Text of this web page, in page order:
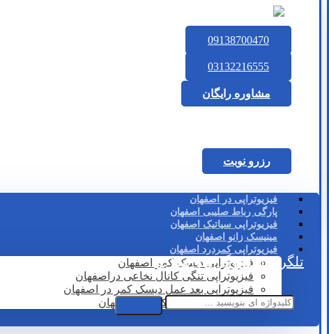
09138700470
03132216555
مشاوره رایگان
رزرو نوبت
فیزیوتراپی در اصفهان
پارگی رباط صلیبی اصفهان
فیزیوتراپی سیاتیک اصفهان
مینیسک زانو اصفهان
فیزیوتراپی کمردرد اصفهان
فیزیوتراپی دیسک کمر اصفهان
فیزیوتراپی تنگی کانال نخاعی دراصفهان
فیزیوتراپی بعد عمل دیسک کمر در اصفهان
لیزر درمانی دیسک کمر در اصفهان
تلگرام اینستاگرام واتساپ